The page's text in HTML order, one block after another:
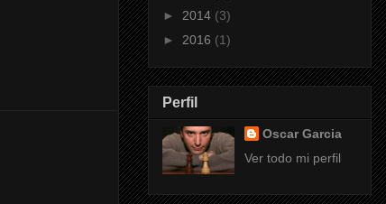
► 2014 (3)
► 2016 (1)
Perfil
Oscar Garcia
Ver todo mi perfil